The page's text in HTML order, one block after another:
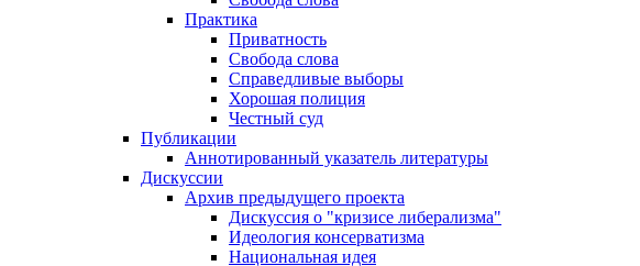
Практика
Приватность
Свобода слова
Справедливые выборы
Хорошая полиция
Честный суд
Публикации
Аннотированный указатель литературы
Дискуссии
Архив предыдущего проекта
Дискуссия о "кризисе либерализма"
Идеология консерватизма
Национальная идея